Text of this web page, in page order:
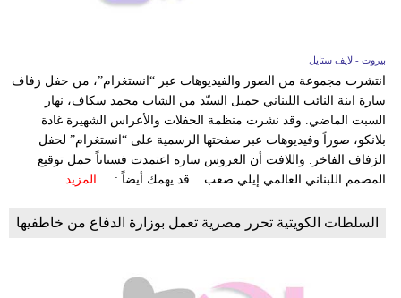
بيروت - لايف ستايل
انتشرت مجموعة من الصور والفيديوهات عبر “انستغرام”، من حفل زفاف
سارة ابنة النائب اللبناني جميل السيّد من الشاب محمد سكاف، نهار
السبت الماضي. وقد نشرت منظمة الحفلات والأعراس الشهيرة غادة
بلانكو، صوراً وفيديوهات عبر صفحتها الرسمية على “انستغرام” لحفل
الزفاف الفاخر. واللافت أن العروس سارة اعتمدت فستاناً حمل توقيع
المصمم اللبناني العالمي إيلي صعب. قد يهمك أيضاً : ...
المزيد
السلطات الكويتية تحرر مصرية تعمل بوزارة الدفاع من خاطفيها